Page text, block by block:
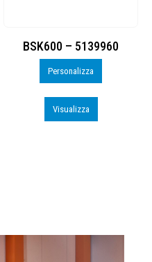
BSK600 – 5139960
Personalizza
Visualizza